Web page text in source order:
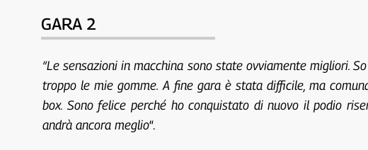
GARA 2
“Le sensazioni in macchina sono state ovviamente migliori.
troppo le mie gomme. A fine gara è stata difficile, ma
box. Sono felice perché ho conquistato di nuovo il podio
andrà ancora meglio“.